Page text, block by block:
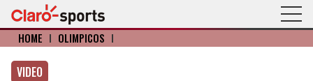
HOME I OLÍMPICOS I
VIDEO